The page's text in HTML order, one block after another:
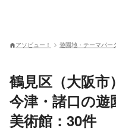
アソビュー！ 遊園地・テーマパー
鶴見区（大阪市
今津・諸口の遊
美術館：30件